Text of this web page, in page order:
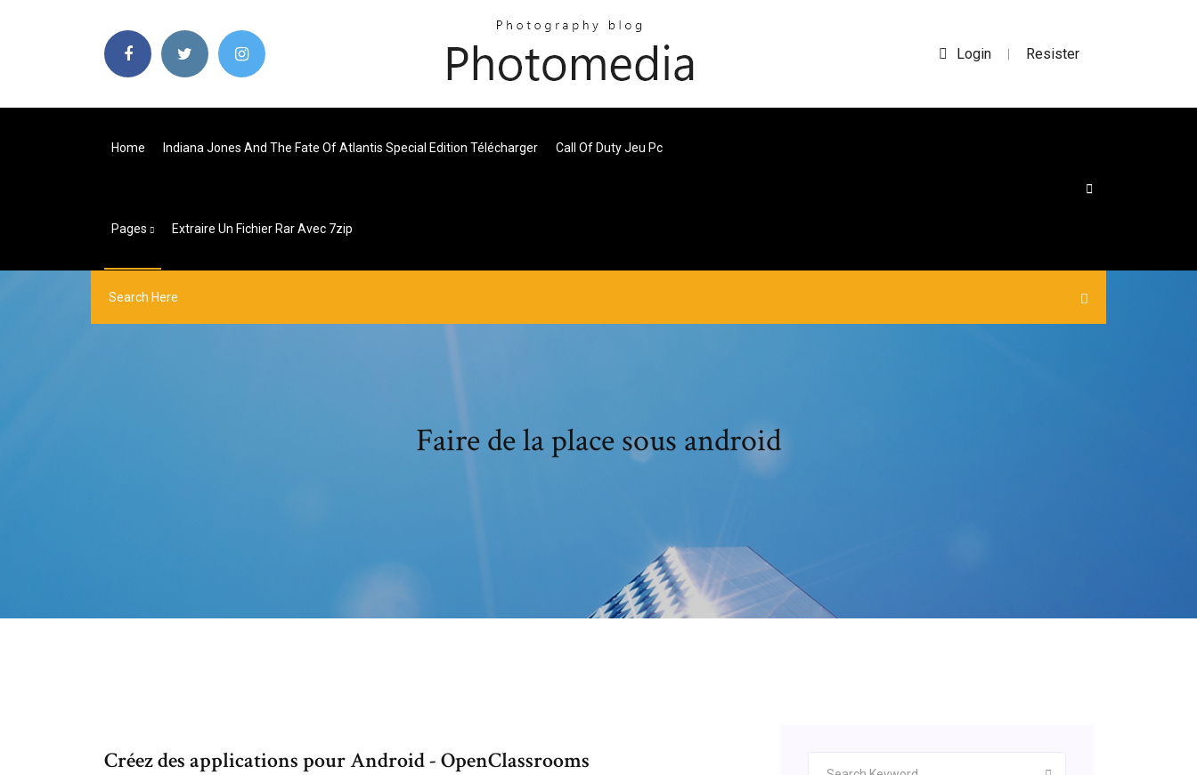
Login | Resister
Home Indiana Jones And The Fate Of Atlantis Special Edition Télécharger Call Of Duty Jeu Pc
Pages Extraire Un Fichier Rar Avec 7zip
Faire de la place sous android
Créez des applications pour Android - OpenClassrooms